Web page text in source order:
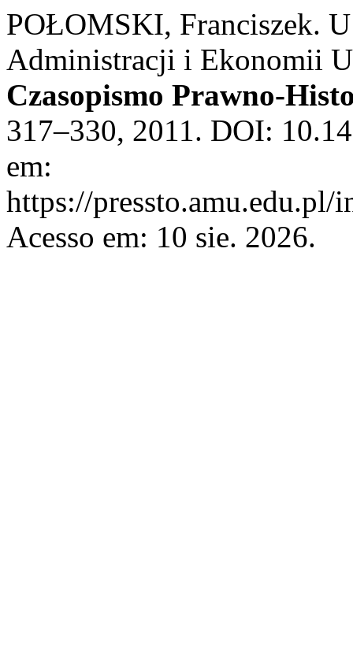
POŁOMSKI, Franciszek.
Administracji i Ekonomii
Czasopismo Prawno-
317–330, 2011. DOI:
em:
https://
Acesso em: 10 sie. 2026.